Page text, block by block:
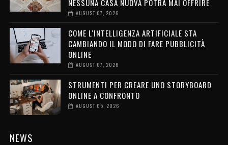
NESSUNA CASA NUOVA POTRÀ MAI OFFRIRE
AUGUST 07, 2026
COME L'INTELLIGENZA ARTIFICIALE STA
CAMBIANDO IL MODO DI FARE PUBBLICITÀ
ONLINE
AUGUST 07, 2026
STRUMENTI PER CREARE UNO STORYBOARD
ONLINE A CONFRONTO
AUGUST 05, 2026
NEWS